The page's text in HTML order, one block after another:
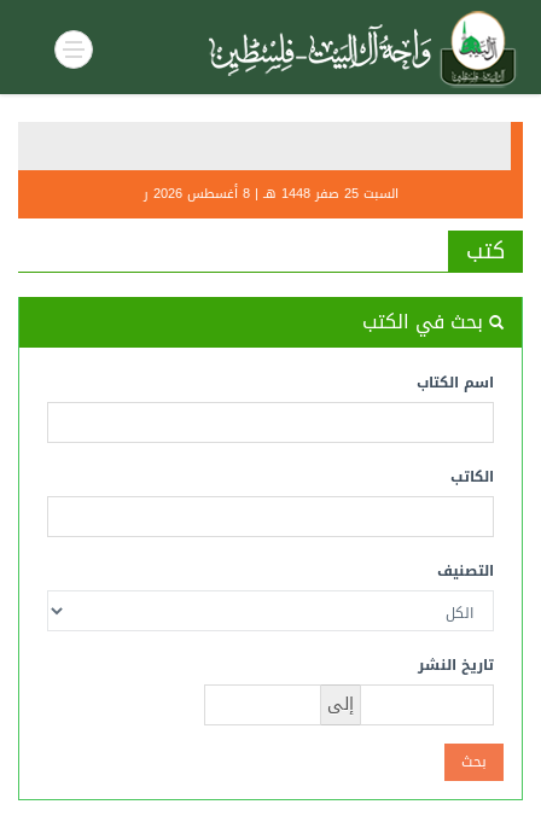
أحكام
السبت 25 صفر 1448 هـ | 8 أغسطس 2026 ر
كتب
بحث في الكتب
اسم الكتاب
الكاتب
التصنيف
تاريخ النشر
إلى